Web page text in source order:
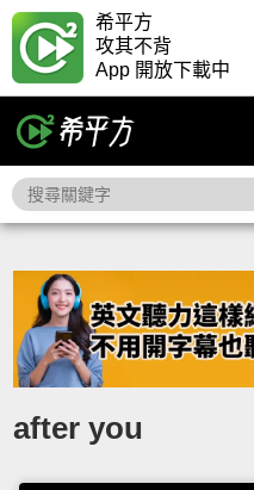
希平方
攻其不背
App 開放下載中
after you